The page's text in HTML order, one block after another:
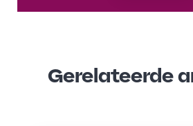
Gerelateerde